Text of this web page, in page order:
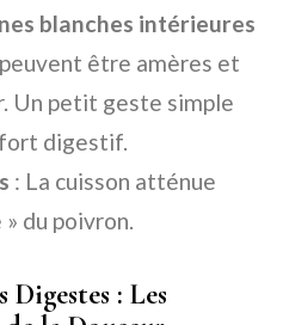
blanches intérieures
être amères et
Un petit geste simple
digestif.
: La cuisson atténue
du poivron.
Digestes : Les